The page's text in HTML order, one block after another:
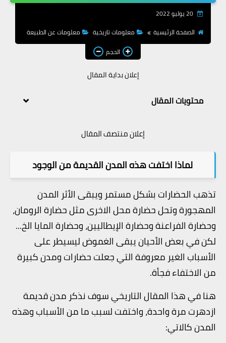
معلومات عن الطبيعة
20 يوليو 2022
الصفحة الرئيسية
معلومات تاريخية
معلومات عن الطبيعة
الحجم
إعلان بداية المقال
محتويات المقال
إعلان منتصف المقال
لماذا اختفت هذه المدن القديمة من الوجود
تذهب الحضارات بشكل مستمر ويبقى الأثر المدن
المهجورة وتحل حضارة محل الاخرى مثل حضارة الرومان،
وحضارة الفراعنة وحضارة الإيطاليين، وحضارة المايا الخ...
لكن في بعض الأحيان يبقى الغموض ليسيطر على
الأسباب الغير معروفة التي جعلت حضارات ومدن كبيرة
من الاختفاء فجأة.
هنا في هذا المقال التاريخي سوف نذكر مدن قديمة
ازدهرت مرة واحدة، واختفت لسبب ما من الأسباب وهذه
المدن كالاتي: